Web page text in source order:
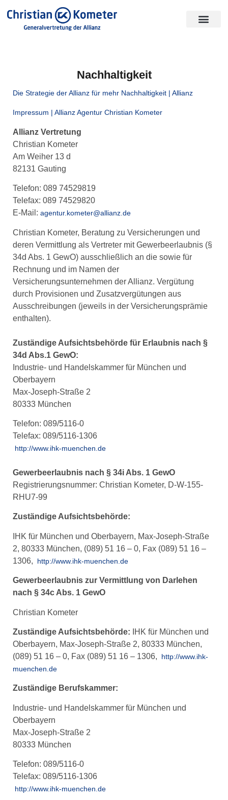
Nachhaltigkeit
Die Strategie der Allianz für mehr Nachhaltigkeit | Allianz
Impressum | Allianz Agentur Christian Kometer
Allianz Vertretung
Christian Kometer
Am Weiher 13 d
82131 Gauting
Telefon: 089 74529819
Telefax: 089 74529820
E-Mail: agentur.kometer@allianz.de
Christian Kometer, Beratung zu Versicherungen und
deren Vermittlung als Vertreter mit Gewerbeerlaubnis (§
34d Abs. 1 GewO) ausschließlich an die sowie für
Rechnung und im Namen der
Versicherungsunternehmen der Allianz. Vergütung
durch Provisionen und Zusatzvergütungen aus
Ausschreibungen (jeweils in der Versicherungsprämie
enthalten).
Zuständige Aufsichtsbehörde für Erlaubnis nach §
34d Abs.1 GewO:
Industrie- und Handelskammer für München und
Oberbayern
Max-Joseph-Straße 2
80333 München
Telefon: 089/5116-0
Telefax: 089/5116-1306
http://www.ihk-muenchen.de
Gewerbeerlaubnis nach § 34i Abs. 1 GewO
Registrierungsnummer: Christian Kometer, D-W-155-
RHU7-99
Zuständige Aufsichtsbehörde:
IHK für München und Oberbayern, Max-Joseph-Straße
2‎, 80333 München, (089) 51 16 – 0, Fax (089) 51 16 –
1306,
http://www.ihk-muenchen.de
Gewerbeerlaubnis zur Vermittlung von Darlehen
nach § 34c Abs. 1 GewO
Christian Kometer
Zuständige Aufsichtsbehörde: IHK für München und
Oberbayern, Max-Joseph-Straße 2‎, 80333 München,
(089) 51 16 – 0, Fax (089) 51 16 – 1306,
http://www.ihk-
muenchen.de
Zuständige Berufskammer:
Industrie- und Handelskammer für München und
Oberbayern
Max-Joseph-Straße 2
80333 München
Telefon: 089/5116-0
Telefax: 089/5116-1306
http://www.ihk-muenchen.de